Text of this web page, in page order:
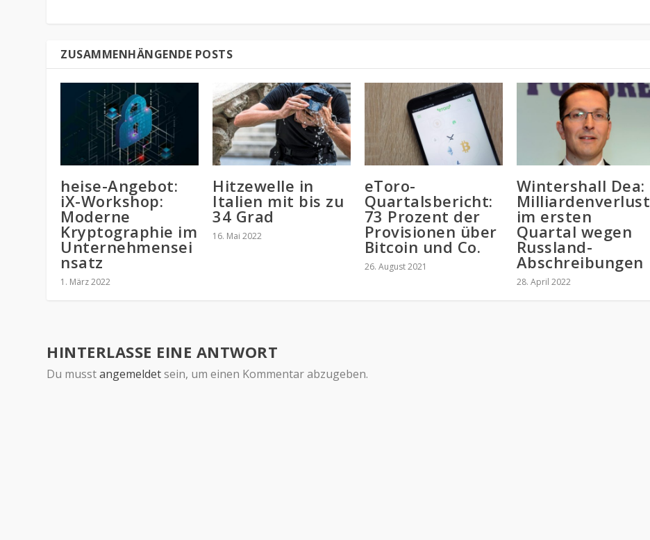
ZUSAMMENHÄNGENDE POSTS
heise-Angebot:
iX-Workshop:
Moderne
Kryptographie im
Unternehmensei
nsatz
1. März 2022
Hitzewelle in
Italien mit bis zu
34 Grad
16. Mai 2022
eToro-
Quartalsbericht:
73 Prozent der
Provisionen über
Bitcoin und Co.
26. August 2021
Wintershall Dea:
Milliardenverlust
im ersten
Quartal wegen
Russland-
Abschreibungen
28. April 2022
HINTERLASSE EINE ANTWORT
Du musstangemeldetsein, um einen Kommentar abzugeben.